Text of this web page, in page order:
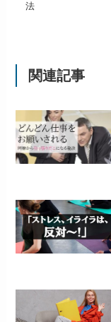
法
関連記事